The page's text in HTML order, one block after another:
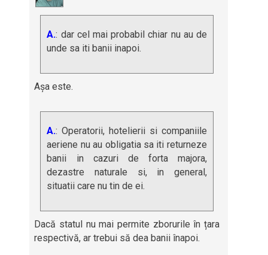
A.: dar cel mai probabil chiar nu au de
unde sa iti banii inapoi.
Așa este.
A.: Operatorii, hotelierii si companiile
aeriene nu au obligatia sa iti returneze
banii in cazuri de forta majora,
dezastre naturale si, in general,
situatii care nu tin de ei.
Dacă statul nu mai permite zborurile în țara
respectivă, ar trebui să dea banii înapoi.